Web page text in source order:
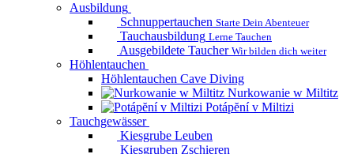
Ausbildung
Schnuppertauchen Starte Dein Abenteuer
Tauchausbildung Lerne Tauchen
Ausgebildete Taucher Wir bilden dich weiter
Höhlentauchen
Höhlentauchen Cave Diving
Nurkowanie w Miltitz
Potápĕní v Miltizi
Tauchgewässer
Kiesgrube Leuben
Kiesgruben Zschieren